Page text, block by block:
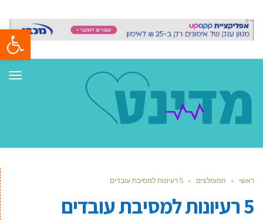
פתח
ראשי » המומלצים » 5 רעיונות למסיבת עובדים
5 רעיונות למסיבת עובדים